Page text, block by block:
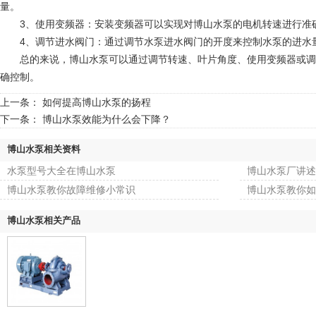
量。
3、使用变频器：安装变频器可以实现对博山水泵的电机转速进行准
4、调节进水阀门：通过调节水泵进水阀门的开度来控制水泵的进水
总的来说，博山水泵可以通过调节转速、叶片角度、使用变频器或
确控制。
上一条： 如何提高博山水泵的扬程
下一条： 博山水泵效能为什么会下降？
博山水泵相关资料
水泵型号大全在博山水泵
博山水泵厂讲
博山水泵教你故障维修小常识
博山水泵教你
博山水泵相关产品